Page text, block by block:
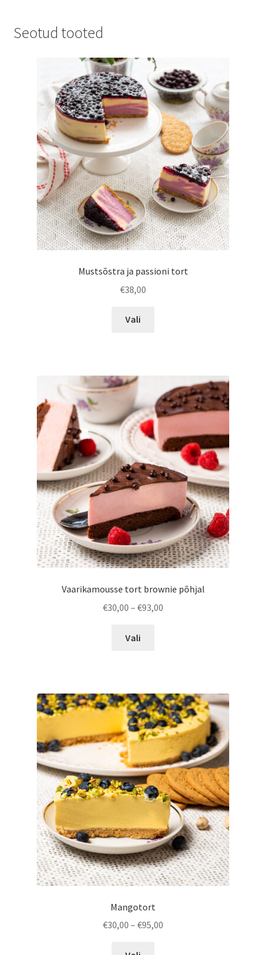
Seotud tooted
Mustsõstra ja passioni tort
€38,00
Vali
Valikuid
saab
teha
tootelehel.
Vaarikamousse tort brownie põhjal
€30,00 – €93,00
Vali
Valikuid
saab
teha
tootelehel.
Mangotort
€30,00 – €95,00